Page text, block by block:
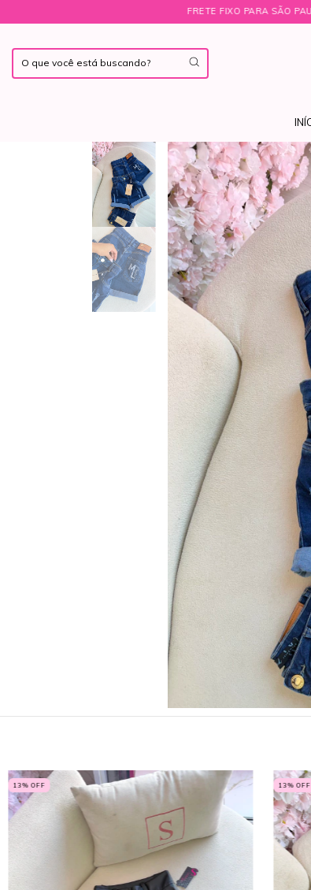
FRETE FIXO PARA SÃO PAULO R$19,00 ㅤ♡ㅤ
13% OFF 13% OFF